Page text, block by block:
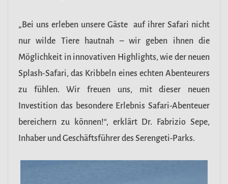
„Bei uns erleben unsere Gäste auf ihrer Safari nicht
nur wilde Tiere hautnah – wir geben ihnen die
Möglichkeit in innovativen Highlights, wie der neuen
Splash-Safari, das Kribbeln eines echten Abenteurers
zu fühlen. Wir freuen uns, mit dieser neuen
Investition das besondere Erlebnis Safari-Abenteuer
bereichern zu können!“, erklärt Dr. Fabrizio Sepe,
Inhaber und Geschäftsführer des Serengeti-Parks.